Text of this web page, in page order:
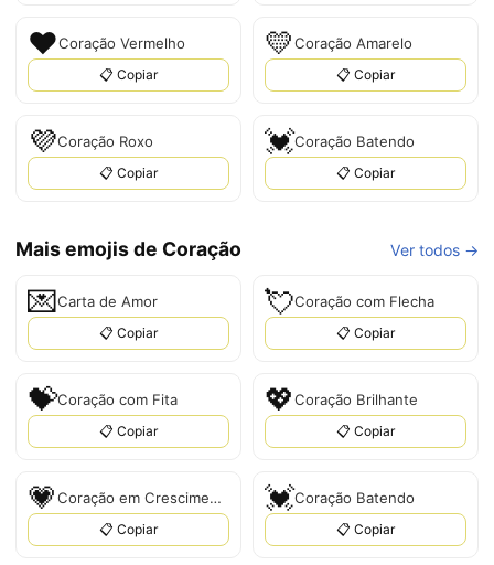
❤Coração Vermelho
📋 Copiar
💛Coração Amarelo
📋 Copiar
💜Coração Roxo
📋 Copiar
💓Coração Batendo
📋 Copiar
Mais emojis de Coração Ver todos →
💌Carta de Amor
📋 Copiar
💘Coração com Flecha
📋 Copiar
💝Coração com Fita
📋 Copiar
💖Coração Brilhante
📋 Copiar
💗 Coração em Crescimento
📋 Copiar
💓Coração Batendo
📋 Copiar